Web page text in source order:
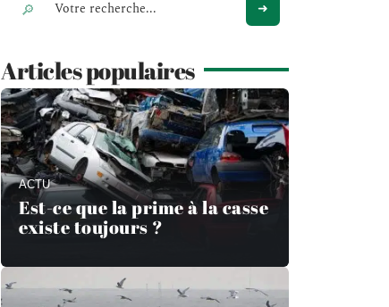
Articles populaires
ACTU
Est-ce que la prime à la casse
existe toujours ?